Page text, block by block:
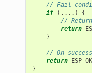
// Fail
if
(....)
{
//
return
}
// On success
return ESP_OK
}